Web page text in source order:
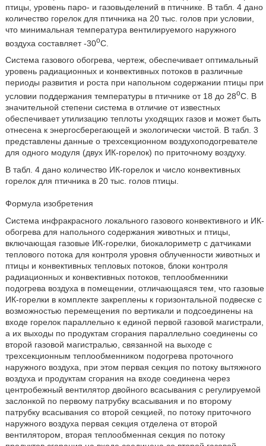
птицы, уровень паро- и газовыделений в птичнике. В табл. 4 дано
количество горелок для птичника на 20 тыс. голов при условии,
что минимальная температура вентилируемого наружного
воздуха составляет -30oС.
Система газового обогрева, чертеж, обеспечивает оптимальный
уровень радиационных и конвективных потоков в различные
периоды развития и роста при напольном содержании птицы при
условии поддержания температуры в птичнике от 18 до 28oС. В
значительной степени система в отличие от известных
обеспечивает утилизацию теплоты уходящих газов и может быть
отнесена к энергосберегающей и экологически чистой. В табл. 3
представлены данные о трехсекционном воздухоподогревателе
для одного модуля (двух ИК-горелок) по приточному воздуху.
В табл. 4 дано количество ИК-горелок и число конвективных
горелок для птичника в 20 тыс. голов птицы.
Формула изобретения
Система инфракрасного локального газового конвективного и ИК-
обогрева для напольного содержания животных и птицы,
включающая газовые ИК-горелки, биокалориметр с датчиками
теплового потока для контроля уровня облученности животных и
птицы и конвективных тепловых потоков, блоки контроля
радиационных и конвективных потоков, теплообменники
подогрева воздуха в помещении, отличающаяся тем, что газовые
ИК-горелки в комплекте закреплены к горизонтальной подвеске с
возможностью перемещения по вертикали и подсоединены на
входе горелок параллельно к единой первой газовой магистрали,
а их выходы по продуктам сгорания параллельно соединены со
второй газовой магистралью, связанной на выходе с
трехсекционным теплообменником подогрева проточного
наружного воздуха, при этом первая секция по потоку вытяжного
воздуха и продуктам сгорания на входе соединена через
центробежный вентилятор двойного всасывания с регулируемой
заслонкой по первому патрубку всасывания и по второму
патрубку всасывания со второй секцией, по потоку приточного
наружного воздуха первая секция отделена от второй
вентилятором, вторая теплообменная секция по потоку